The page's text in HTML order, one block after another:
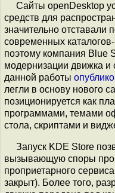
Сайты openDesktop
средств для
значительно отставали
современных
поэтому компания Blue
модернизации движка и
данной работы
легли в основу нового
позиционируется как
программами, темами
стола, скриптами и
Запуск KDE Store
вызывающую споры
проприетарного
закрыт). Более того,